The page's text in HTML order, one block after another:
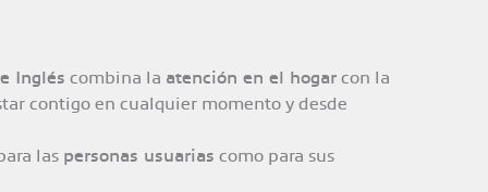
Inglés combina la atención en el hogarcon la
contigo en cualquier momento y desde
las personas usuarias como para sus